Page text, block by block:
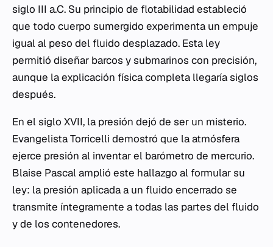
siglo III a.C. Su principio de flotabilidad estableció
que todo cuerpo sumergido experimenta un empuje
igual al peso del fluido desplazado. Esta ley
permitió diseñar barcos y submarinos con precisión,
aunque la explicación física completa llegaría siglos
después.
En el siglo XVII, la presión dejó de ser un misterio.
Evangelista Torricelli demostró que la atmósfera
ejerce presión al inventar el barómetro de mercurio.
Blaise Pascal amplió este hallazgo al formular su
ley: la presión aplicada a un fluido encerrado se
transmite íntegramente a todas las partes del fluido
y de los contenedores.